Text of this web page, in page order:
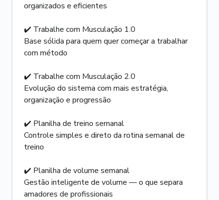
organizados e eficientes
✔️ Trabalhe com Musculação 1.0
Base sólida para quem quer começar a trabalhar
com método
✔️ Trabalhe com Musculação 2.0
Evolução do sistema com mais estratégia,
organização e progressão
✔️ Planilha de treino semanal
Controle simples e direto da rotina semanal de
treino
✔️ Planilha de volume semanal
Gestão inteligente de volume — o que separa
amadores de profissionais